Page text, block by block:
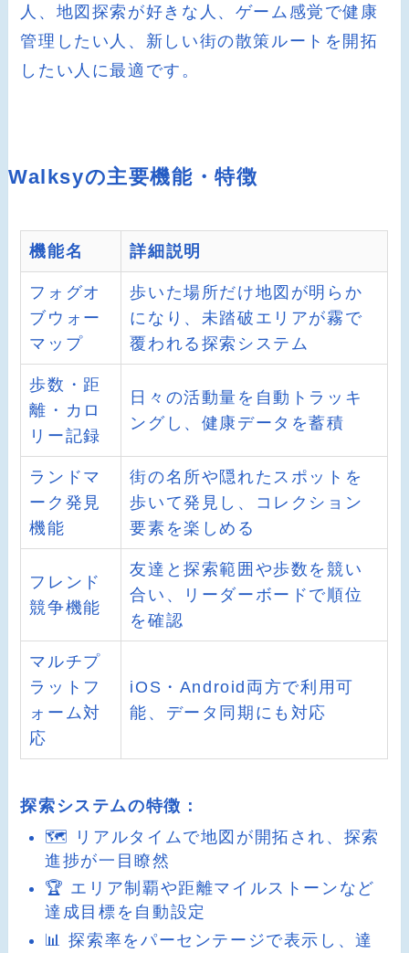
人、地図探索が好きな人、ゲーム感覚で健康
管理したい人、新しい街の散策ルートを開拓
したい人に最適です。
Walksyの主要機能・特徴
機能名 詳細説明
フォグオ
ブウォー
マップ
歩いた場所だけ地図が明らか
になり、未踏破エリアが霧で
覆われる探索システム
歩数・距
離・カロ
リー記録
日々の活動量を自動トラッキ
ングし、健康データを蓄積
ランドマ
ーク発見
機能
街の名所や隠れたスポットを
歩いて発見し、コレクション
要素を楽しめる
フレンド
競争機能
友達と探索範囲や歩数を競い
合い、リーダーボードで順位
を確認
マルチプ
ラットフ
ォーム対
応
iOS・Android両方で利用可
能、データ同期にも対応
探索システムの特徴：
🗺️ リアルタイムで地図が開拓され、探索
進捗が一目瞭然
🏆 エリア制覇や距離マイルストーンなど
達成目標を自動設定
📊 探索率をパーセンテージで表示し、達